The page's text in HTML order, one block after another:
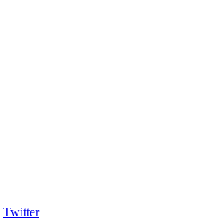
Twitter